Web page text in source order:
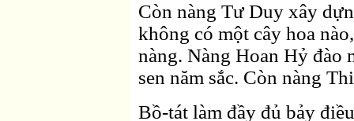
Còn nàng Tư Duy xây
không có một cây hoa
nàng. Nàng Hoan Hỷ đào
sen năm sắc. Còn nàng
Bồ-tát làm đầy đủ bảy